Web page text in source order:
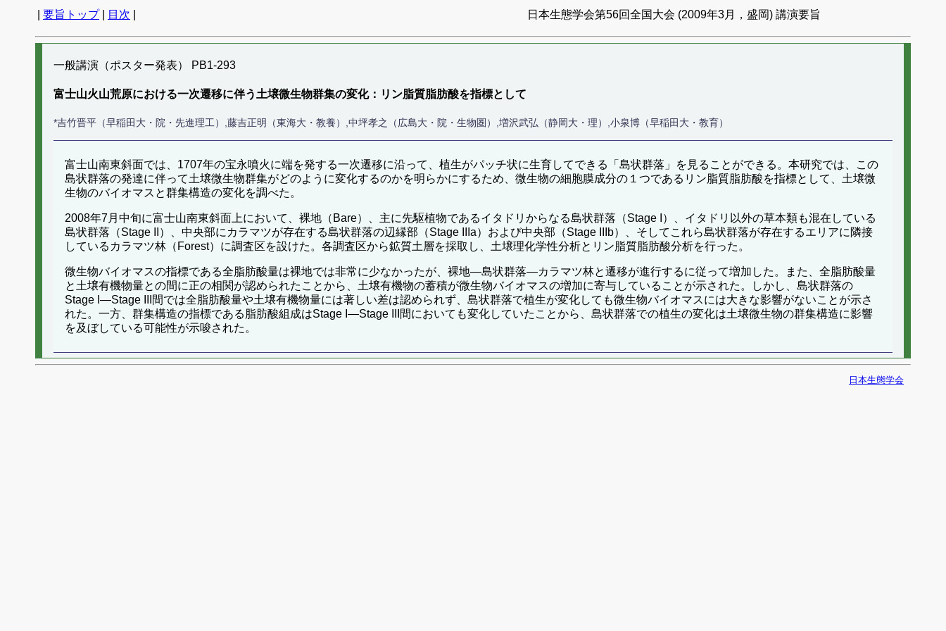
要旨トップ| 目次 日本生態学会第56回全国大会 (2009年3月，盛岡) 講演要旨
一般講演（ポスター発表） PB1-293
富士山火山荒原における一次遷移に伴う土壌微生物群集の変化：リン脂質脂肪酸を指標として
*吉竹晋平（早稲田大・院・先進理工）,藤吉正明（東海大・教養）,中坪孝之（広島大・院・生物圏）,増沢武弘（静岡大・理）,小泉博（早稲田大・教育）
富士山南東斜面では、1707年の宝永噴火に端を発する一次遷移に沿って、植生がパッチ状に生育してできる「島状群落」を見ることができる。本研究では、この
島状群落の発達に伴って土壌微生物群集がどのように変化するのかを明らかにするため、微生物の細胞膜成分の１つであるリン脂質脂肪酸を指標として、土壌微
生物のバイオマスと群集構造の変化を調べた。
2008年7月中旬に富士山南東斜面上において、裸地（Bare）、主に先駆植物であるイタドリからなる島状群落（Stage I）、イタドリ以外の草本類も混在している
島状群落（Stage II）、中央部にカラマツが存在する島状群落の辺縁部（Stage IIIa）および中央部（Stage IIIb）、そしてこれら島状群落が存在するエリアに隣接
しているカラマツ林（Forest）に調査区を設けた。各調査区から鉱質土層を採取し、土壌理化学性分析とリン脂質脂肪酸分析を行った。
微生物バイオマスの指標である全脂肪酸量は裸地では非常に少なかったが、裸地―島状群落―カラマツ林と遷移が進行するに従って増加した。また、全脂肪酸量
と土壌有機物量との間に正の相関が認められたことから、土壌有機物の蓄積が微生物バイオマスの増加に寄与していることが示された。しかし、島状群落の
Stage I―Stage III間では全脂肪酸量や土壌有機物量には著しい差は認められず、島状群落で植生が変化しても微生物バイオマスには大きな影響がないことが示さ
れた。一方、群集構造の指標である脂肪酸組成はStage I―Stage III間においても変化していたことから、島状群落での植生の変化は土壌微生物の群集構造に影響
を及ぼしている可能性が示唆された。
日本生態学会